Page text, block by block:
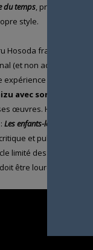
du temps, premier film
style.
Hosoda franchit un
(et non adapté d’une
expérience et une
avec son ami
œuvres. Hosoda
Les enfants-loups, Ame et
et public, ces
limité des
être lourde sur ses